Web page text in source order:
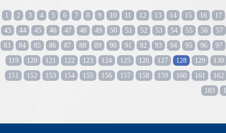
1 2 3 4 5 6 7 8 9 10 11 12 13 14 15 16
17
43
44 45 46 47 48 49 50 51 52 53 54 55 56
57
83
84 85 86 87 88 89 90 91 92 93 94 95 96
97
119
120 121 122 123 124 125 126 127 128 129
130
151
152 153 154 155 156 157 158 159 160 161
162
183